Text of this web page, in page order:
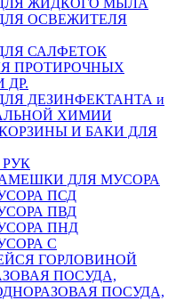
ЖИДКОГО МЫЛА
ОСВЕЖИТЕЛЯ
САЛФЕТОК
ПРОТИРОЧНЫХ
ДР.
ДЕЗИНФЕКТАНТА и
ХИМИИ
И БАКИ ДЛЯ
МЕШКИ ДЛЯ МУСОРА
ПСД
ПВД
ПНД
С
ГОРЛОВИНОЙ
ПОСУДА,
ПОСУДА,